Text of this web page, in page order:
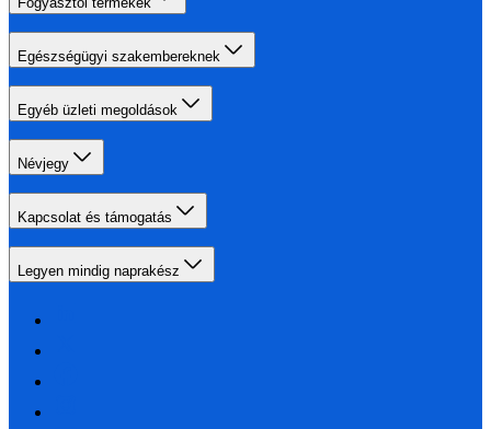
Egészségügyi szakembereknek
Egyéb üzleti megoldások
Névjegy
Kapcsolat és támogatás
Legyen mindig naprakész